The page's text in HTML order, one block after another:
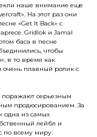
наше внимание еще
На этот раз они
«Get It Back» с
Gridlok и Jamal
баса в песне
чтобы
в то время как
очень плавный ролик с
поражают серьезным
продюсированием. За
одна из самых
лейбл и
по всему миру.